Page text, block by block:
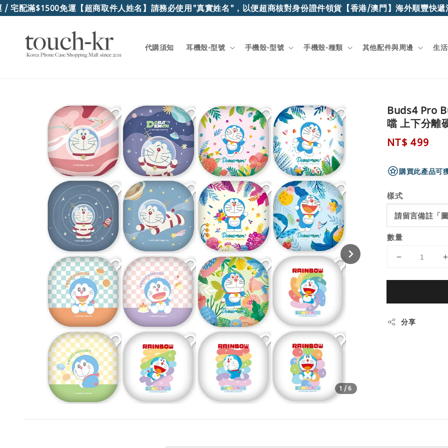
滿$1500免運【超商取件人姓名】請務必使用"真實姓名"，以便超商核對身份證件領貨【香港/澳門】海外順豐快遞滿
代購須知 耳機殼-型號 手機殼-型號 手機殼-種類 其他配件與周邊 生
1 /6
Buds4 Pro
噹 上下分離
Regular
NT$ 499
購買此產品可
樣式
數量
分享